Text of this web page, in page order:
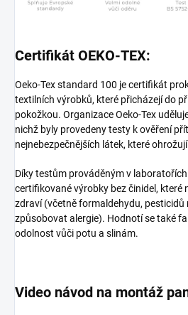
Certifikát OEKO-TEX:
Oeko-Tex standard 100 je certifikát
textilních výrobků, které přicházejí do
pokožkou. Organizace Oeko-Tex
nichž byly provedeny testy k ověření
nejnebezpečnějších látek, které
Díky testům prováděným v
certifikované výrobky bez činidel, které
zdraví (včetně formaldehydu, pesticidů
způsobovat alergie). Hodnotí se také
odolnost vůči potu a slinám.
Video návod na montáž